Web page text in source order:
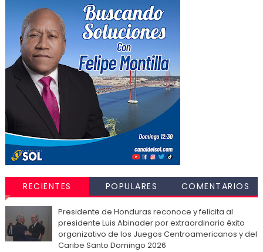
RECIENTES POPULARES COMENTARIOS
Presidente de Honduras reconoce y felicita al
presidente Luis Abinader por extraordinario éxito
organizativo de los Juegos Centroamericanos y del
Caribe Santo Domingo 2026